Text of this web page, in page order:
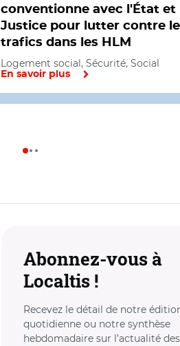
conventionne avec l'État et
Justice pour lutter contre
trafics dans les HLM
Logement social, Sécurité, Social
En savoir plus
Abonnez-vous à
Localtis !
Recevez le détail de notre
quotidienne ou notre synthèse
hebdomadaire sur l’actualité des